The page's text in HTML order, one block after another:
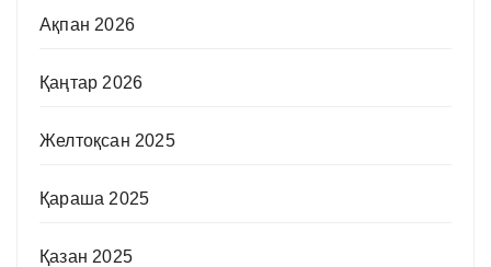
Ақпан 2026
Қаңтар 2026
Желтоқсан 2025
Қараша 2025
Қазан 2025